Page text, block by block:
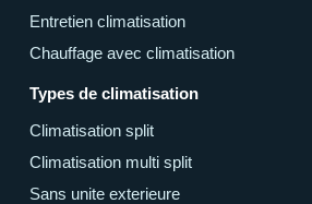
Entretien climatisation
Chauffage avec climatisation
Types de climatisation
Climatisation split
Climatisation multi split
Sans unite exterieure